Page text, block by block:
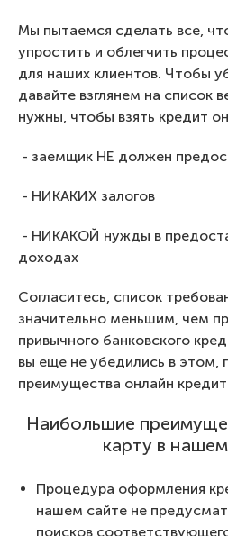
Мы пытаемся сделать все,
упростить и облегчить
для наших клиентов. Чтобы
давайте взглянем на список
нужны, чтобы взять кредит
- заемщик НЕ должен
- НИКАКИХ залогов
- НИКАКОЙ нужды в
доходах
Согласитесь, список
значительно меньшим, чем
привычного банковского
вы еще не убедились в этом,
преимущества онлайн
Наибольшие
карту в
Процедура оформления
нашем сайте не
поисков